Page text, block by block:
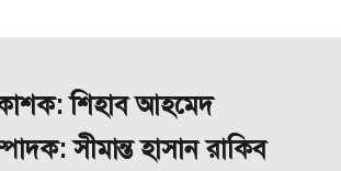
শিহাব আহমেদ
সীমান্ত হাসান রাকিব